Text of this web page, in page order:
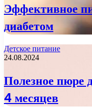
Эффективное
диабетом
Детское питание
24.08.2024
Полезное пюре
4 месяцев